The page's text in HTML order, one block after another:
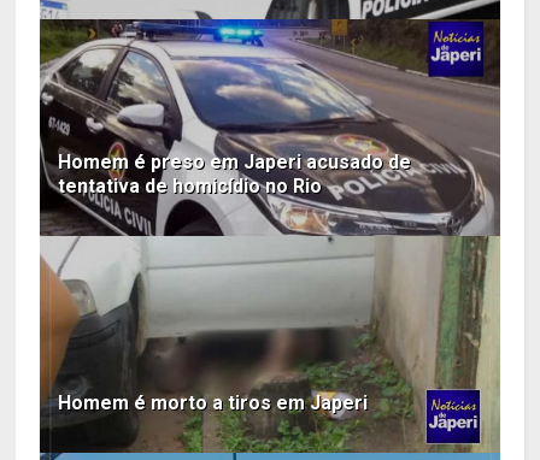
Homem é preso em Japeri acusado de
tentativa de homicídio no Rio
Homem é morto a tiros em Japeri